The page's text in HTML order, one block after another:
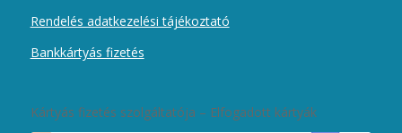
Rendelés adatkezelési tájékoztató
Bankkártyás fizetés
Kártyás fizetés szolgáltatója – Elfogadott kártyák